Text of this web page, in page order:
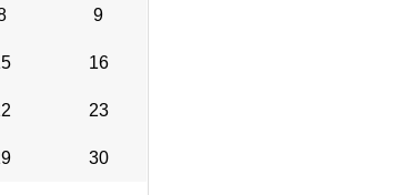
9
16
23
30